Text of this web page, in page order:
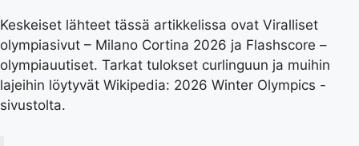
Keskeiset lähteet tässä artikkelissa ovat Viralliset
olympiasivut – Milano Cortina 2026 ja Flashscore –
olympiauutiset. Tarkat tulokset curlinguun ja muihin
lajeihin löytyvät Wikipedia: 2026 Winter Olympics -
sivustolta.